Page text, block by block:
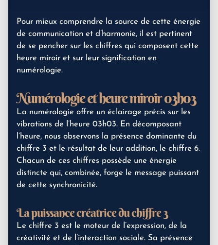
Pour mieux comprendre la source de cette énergie
de communication et d’harmonie, il est pertinent
de se pencher sur les chiffres qui composent cette
heure miroir et sur leur signification en
numérologie.
Numérologie et heure miroir 03h03
La numérologie offre un éclairage précis sur les
vibrations de l’heure 03h03. En décomposant
l’heure, nous observons la présence dominante du
chiffre 3 et le résultat de leur addition, le chiffre 6.
Chacun de ces chiffres possède une énergie
distincte qui, combinée, forge le message puissant
de cette synchronicité.
La puissance créatrice du chiffre 3
Le chiffre 3 est le moteur de l’expression, de la
créativité et de l’interaction sociale. Sa présence